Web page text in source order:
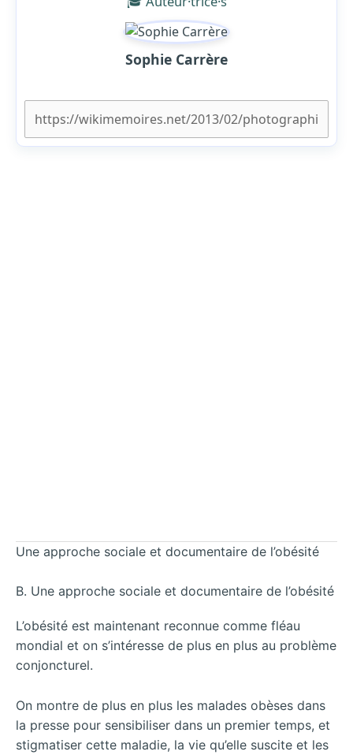
Sophie Carrère
Une approche sociale et documentaire de l’obésité
B. Une approche sociale et documentaire de l’obésité
L’obésité est maintenant reconnue comme fléau
mondial et on s’intéresse de plus en plus au problème
conjoncturel.
On montre de plus en plus les malades obèses dans
la presse pour sensibiliser dans un premier temps, et
stigmatiser cette maladie, la vie qu’elle suscite et les